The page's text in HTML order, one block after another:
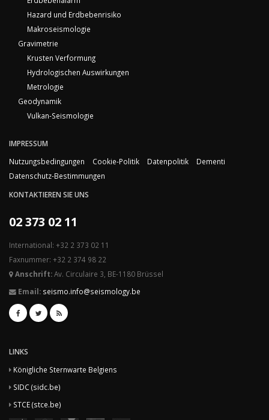
Hazard und Erdbebenrisiko
Makroseismologie
Gravimetrie
Krusten Verformung
Hydrologischen Auswirkungen
Metrologie
Geodynamik
Vulkan-Seismologie
IMPRESSUM
Nutzungsbedingungen
Cookie-Politik Datenpolitik
Dementi
Datenschutz-Bestimmungen
KONTAKTIEREN SIE UNS
02 373 02 11
International: +32 2 373 02 11
Faxnummer: +32 2 374 98 22
Anschrift:Av. Circulaire 3, BE-1180 Brüssel
Email: seismo.info@seismology.be
LINKS
Königliche Sternwarte Belgiens
SIDC (sidc.be)
STCE (stce.be)